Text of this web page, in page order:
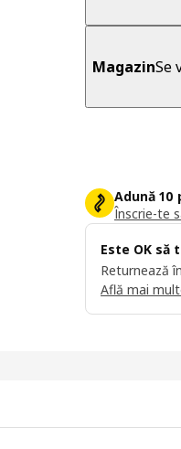
MagazinSe
Adună 10
Înscrie-te
Este OK să
Returnează
Află mai